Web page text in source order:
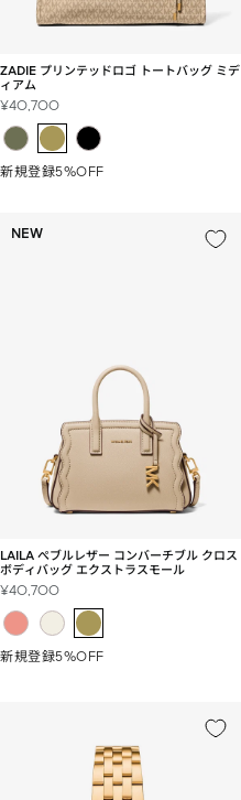
ZADIE プリンテッドロゴ トートバッグ ミデ
ィアム
セ
ル
格
¥40,700
新規登録5%OFF
NEW
LAILA ぺブルレザー コンバーチブル クロス
ボディバッグ エクストラスモール
セ
ル
格
¥40,700
新規登録5%OFF